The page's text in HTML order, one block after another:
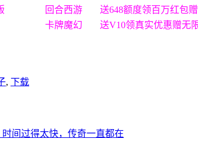
回合西游
送648额度领百万红包
卡牌魔幻 送V10领真实优惠赠无
, 下载
时间过得太快，传奇一直都在